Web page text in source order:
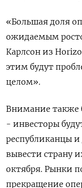
«Большая доля
ожидаемым
Карлсон из
этим будут
целом».
Внимание также
- инвесторы
республиканцы и
вывести страну
октября. Рынки
прекращение